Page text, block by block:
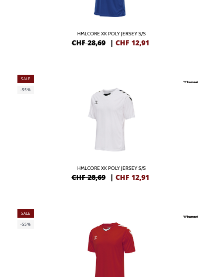
HMLCORE XK POLY JERSEY S/S
CHF 28,69 | CHF 12,91
SALE
-55%
HMLCORE XK POLY JERSEY S/S
CHF 28,69 | CHF 12,91
SALE
-55%